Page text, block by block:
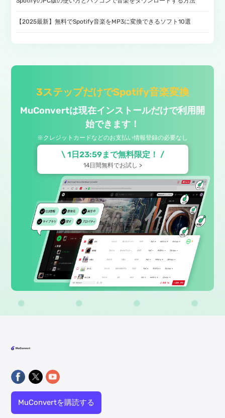
【2025最新】無料でSpotify音楽をMP3に変換できるソフト10選
3ステップだけでSpotify音楽変換
MuConvertは現在インストールだけで利用開
始できます！
※クレジットカードなどのお支払い情報登録の必要なし
\ 1日23:59まで無料限定！ /
14日間無料でお試し >
MuConvertを購読する